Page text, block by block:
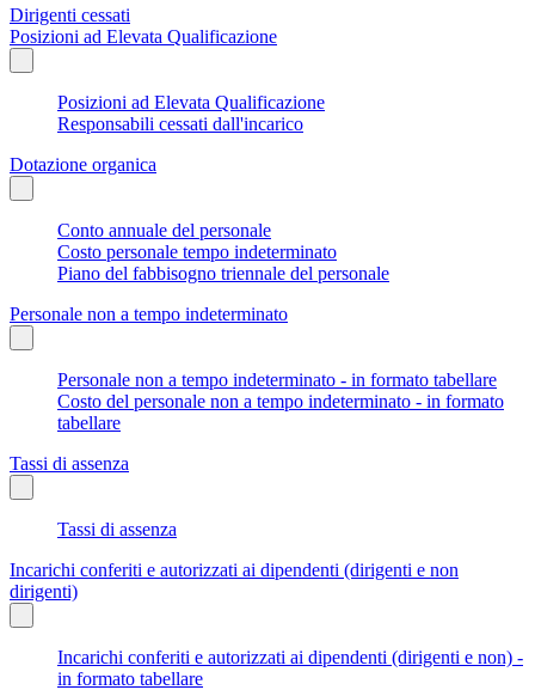
Dirigenti cessati
Posizioni ad Elevata Qualificazione
Posizioni ad Elevata Qualificazione
Responsabili cessati dall'incarico
Dotazione organica
Conto annuale del personale
Costo personale tempo indeterminato
Piano del fabbisogno triennale del personale
Personale non a tempo indeterminato
Personale non a tempo indeterminato - in formato tabellare
Costo del personale non a tempo indeterminato - in formato
tabellare
Tassi di assenza
Tassi di assenza
Incarichi conferiti e autorizzati ai dipendenti (dirigenti e non
dirigenti)
Incarichi conferiti e autorizzati ai dipendenti (dirigenti e non) -
in formato tabellare